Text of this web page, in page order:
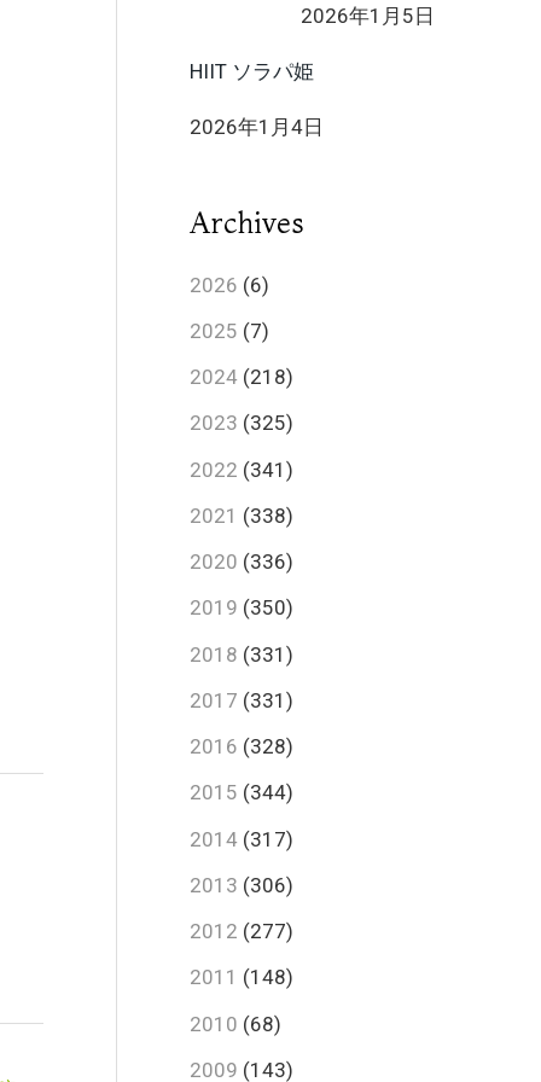
2026年1月5日
HIIT ソラパ姫
2026年1月4日
Archives
2026 (6)
2025 (7)
2024 (218)
2023 (325)
2022 (341)
2021 (338)
2020 (336)
2019 (350)
2018 (331)
2017 (331)
2016 (328)
2015 (344)
2014 (317)
2013 (306)
2012 (277)
2011 (148)
2010 (68)
2009 (143)